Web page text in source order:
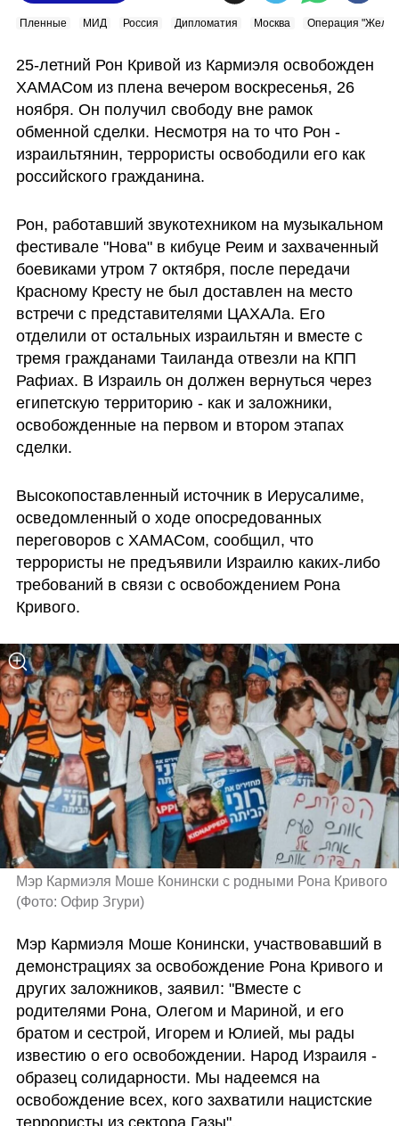
Пленные МИД Россия Дипломатия Москва Операция
25-летний Рон Кривой из Кармиэля освобожден
ХАМАСом из плена вечером воскресенья, 26
ноября. Он получил свободу вне рамок
обменной сделки. Несмотря на то что Рон -
израильтянин, террористы освободили его как
российского гражданина.
Рон, работавший звукотехником на музыкальном
фестивале "Нова" в кибуце Реим и захваченный
боевиками утром 7 октября, после передачи
Красному Кресту не был доставлен на место
встречи с представителями ЦАХАЛа. Его
отделили от остальных израильтян и вместе с
тремя гражданами Таиланда отвезли на КПП
Рафиах. В Израиль он должен вернуться через
египетскую территорию - как и заложники,
освобожденные на первом и втором этапах
сделки.
Высокопоставленный источник в Иерусалиме,
осведомленный о ходе опосредованных
переговоров с ХАМАСом, сообщил, что
террористы не предъявили Израилю каких-либо
требований в связи с освобождением Рона
Кривого.
Мэр Кармиэля Моше Конински с родными Рона Кривого
(Фото: Офир Згури)
Мэр Кармиэля Моше Конински, участвовавший в
демонстрациях за освобождение Рона Кривого и
других заложников, заявил: "Вместе с
родителями Рона, Олегом и Мариной, и его
братом и сестрой, Игорем и Юлией, мы рады
известию о его освобождении. Народ Израиля -
образец солидарности. Мы надеемся на
освобождение всех, кого захватили нацистские